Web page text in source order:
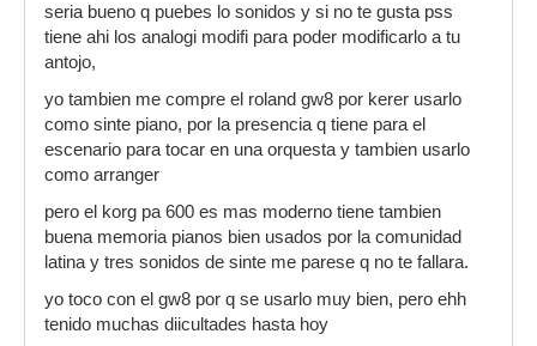
seria bueno q puebes lo sonidos y si no te gusta pss
tiene ahi los analogi modifi para poder modificarlo a tu
antojo,
yo tambien me compre el roland gw8 por kerer usarlo
como sinte piano, por la presencia q tiene para el
escenario para tocar en una orquesta y tambien usarlo
como arranger
pero el korg pa 600 es mas moderno tiene tambien
buena memoria pianos bien usados por la comunidad
latina y tres sonidos de sinte me parese q no te fallara.
yo toco con el gw8 por q se usarlo muy bien, pero ehh
tenido muchas diicultades hasta hoy